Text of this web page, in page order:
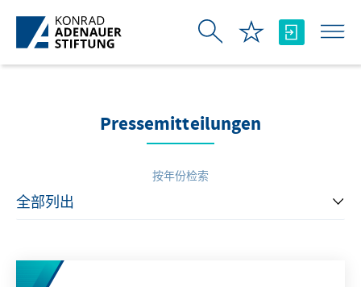
跳转到主内容
Pressemitteilungen
按年份检索